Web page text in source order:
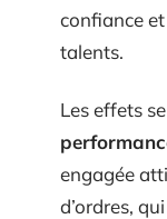
confiance
talents.
Les effets
engagée
d’ordres,